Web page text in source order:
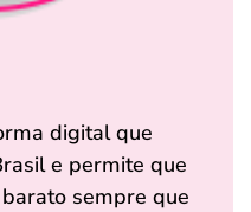
digital que
e permite que
sempre que